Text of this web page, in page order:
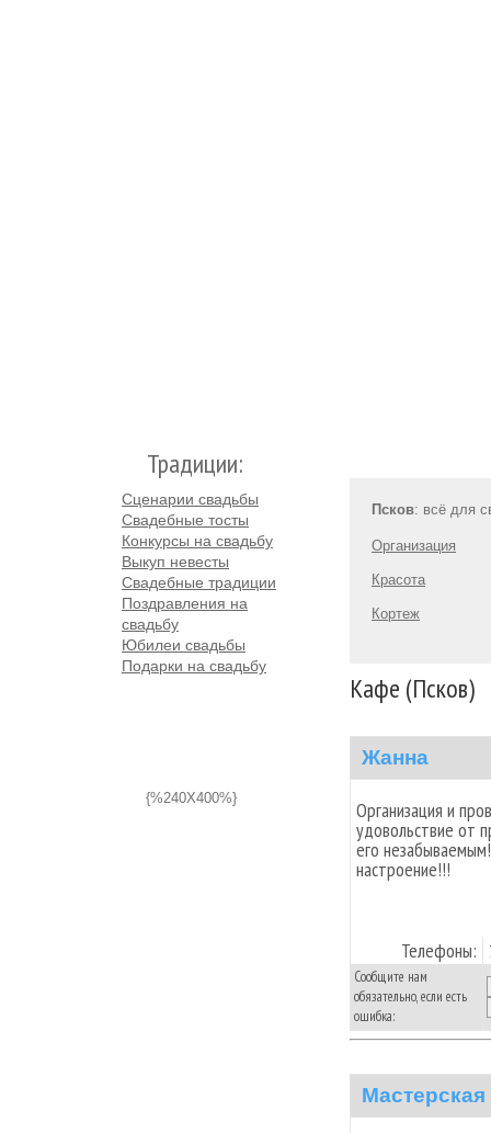
Традиции:
Сценарии свадьбы
Свадебные тосты
Конкурсы на свадьбу
Выкуп невесты
Свадебные традиции
Поздравления на
свадьбу
Юбилеи свадьбы
Подарки на свадьбу
{%240X400%}
Псков: всё для
Организация
Красота
Кортеж
Кафе (Псков)
Жанна
Организация и
удовольствие от
его
настроение!!!
Телефоны:
Сообщите нам
обязательно, если есть
ошибка: